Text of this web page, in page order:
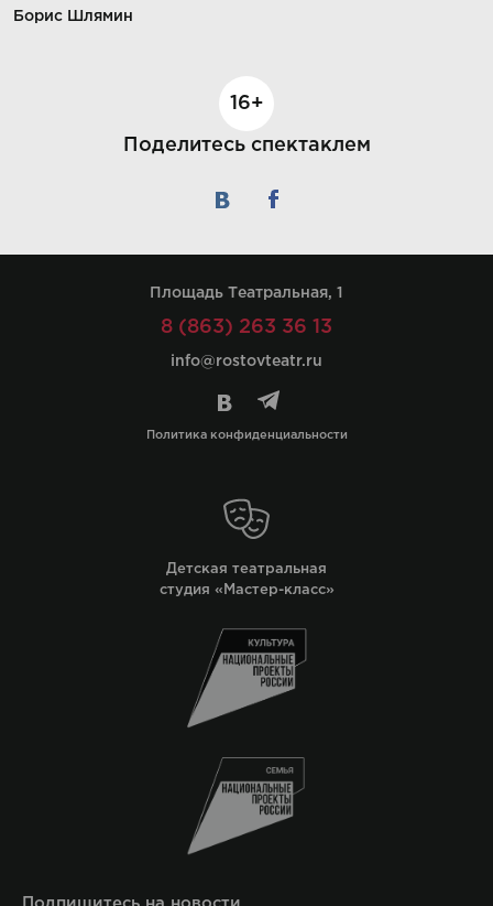
Борис Шлямин
16+
Поделитесь спектаклем
Площадь Театральная, 1
8 (863) 263 36 13
info@rostovteatr.ru
Политика конфиденциальности
Детская театральная
студия «Мастер-класс»